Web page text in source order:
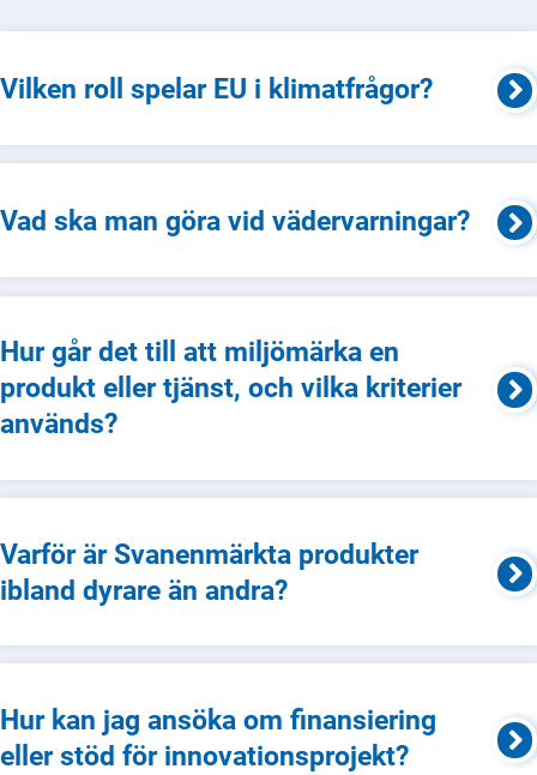
Vilken roll spelar EU i klimatfrågor?
Vad ska man göra vid vädervarningar?
Hur går det till att miljömärka en
produkt eller tjänst, och vilka kriterier
används?
Varför är Svanenmärkta produkter
ibland dyrare än andra?
Hur kan jag ansöka om finansiering
eller stöd för innovationsprojekt?